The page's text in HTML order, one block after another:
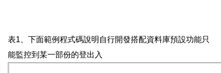
表1、下面範例程式碼說明自行開發搭配資料庫預設功能只
能監控到某一部份的登出入